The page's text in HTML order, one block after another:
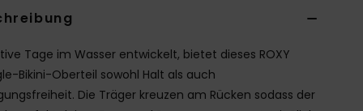
Tage im Wasser entwickelt, bietet dieses ROXY
Bikini-Oberteil sowohl Halt als auch
Die Träger kreuzen am Rücken sodass der